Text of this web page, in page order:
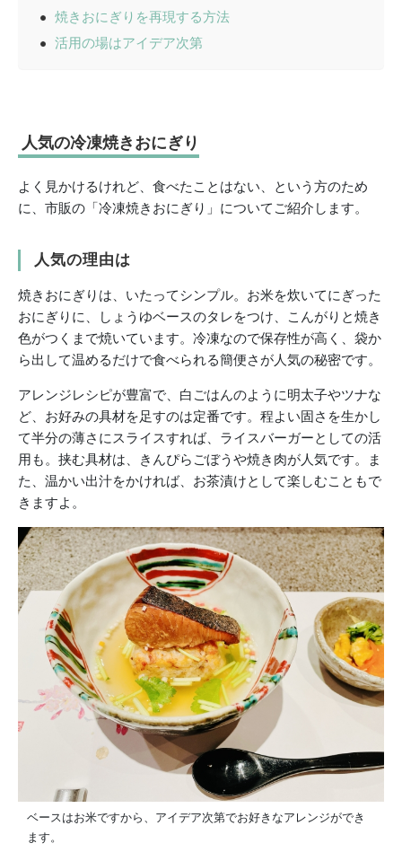
焼きおにぎりを再現する方法
活用の場はアイデア次第
人気の冷凍焼きおにぎり
よく見かけるけれど、食べたことはない、という方のため
に、市販の「冷凍焼きおにぎり」についてご紹介します。
人気の理由は
焼きおにぎりは、いたってシンプル。お米を炊いてにぎった
おにぎりに、しょうゆベースのタレをつけ、こんがりと焼き
色がつくまで焼いています。冷凍なので保存性が高く、袋か
ら出して温めるだけで食べられる簡便さが人気の秘密です。
アレンジレシピが豊富で、白ごはんのように明太子やツナな
ど、お好みの具材を足すのは定番です。程よい固さを生かし
て半分の薄さにスライスすれば、ライスバーガーとしての活
用も。挟む具材は、きんぴらごぼうや焼き肉が人気です。ま
た、温かい出汁をかければ、お茶漬けとして楽しむこともで
きますよ。
ベースはお米ですから、アイデア次第でお好きなアレンジができ
ます。